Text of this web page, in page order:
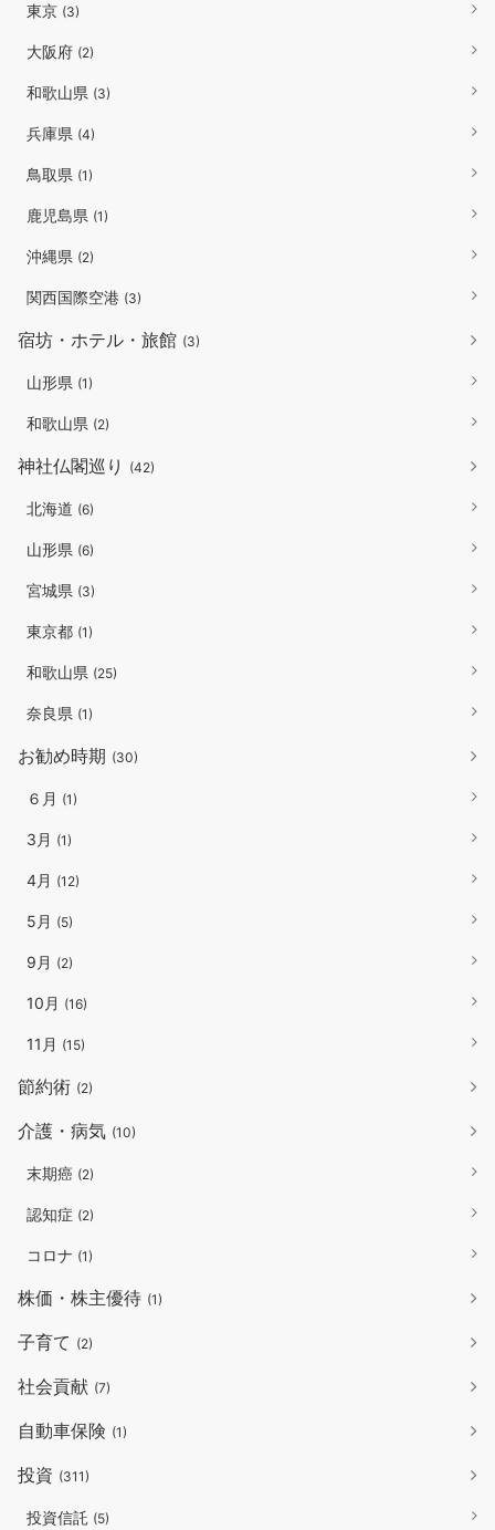
東京 (3)
大阪府 (2)
和歌山県 (3)
兵庫県 (4)
鳥取県 (1)
鹿児島県 (1)
沖縄県 (2)
関西国際空港 (3)
宿坊・ホテル・旅館 (3)
山形県 (1)
和歌山県 (2)
神社仏閣巡り (42)
北海道 (6)
山形県 (6)
宮城県 (3)
東京都 (1)
和歌山県 (25)
奈良県 (1)
お勧め時期 (30)
６月 (1)
3月 (1)
4月 (12)
5月 (5)
9月 (2)
10月 (16)
11月 (15)
節約術 (2)
介護・病気 (10)
末期癌 (2)
認知症 (2)
コロナ (1)
株価・株主優待 (1)
子育て (2)
社会貢献 (7)
自動車保険 (1)
投資 (311)
投資信託 (5)